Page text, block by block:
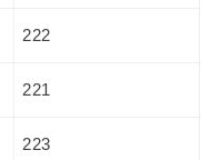
222
221
223